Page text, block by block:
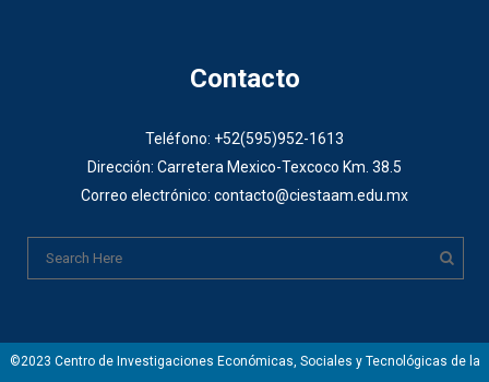
Contacto
Teléfono: +52(595)952-1613
Dirección: Carretera Mexico-Texcoco Km. 38.5
Correo electrónico: contacto@ciestaam.edu.mx
©2023 Centro de Investigaciones Económicas, Sociales y Tecnológicas de la